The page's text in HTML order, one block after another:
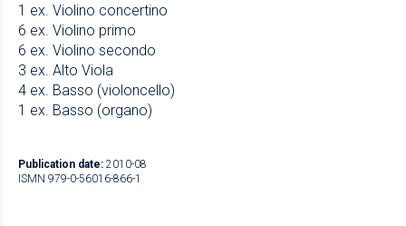
1 ex. Violino concertino
6 ex. Violino primo
6 ex. Violino secondo
3 ex. Alto Viola
4 ex. Basso (violoncello)
1 ex. Basso (organo)
Publication date: 2010-08
ISMN 979-0-56016-866-1